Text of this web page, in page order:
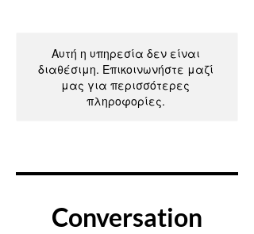
Αυτή η υπηρεσία δεν είναι
διαθέσιμη. Επικοινωνήστε μαζί
μας για περισσότερες
πληροφορίες.
Conversation